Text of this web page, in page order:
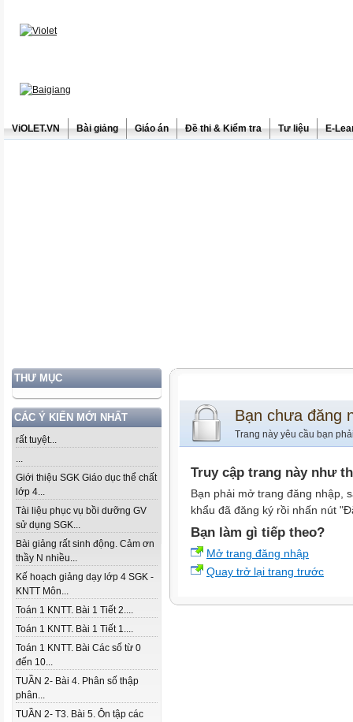
ViOLET.VN Bài giảng Giáo án Đề thi & Kiểm tra Tư liệu E-
THƯ MỤC
CÁC Ý KIẾN MỚI NHẤT
rất tuyệt...
...
Giới thiệu SGK Giáo dục thể chất
lớp 4...
Tài liệu phục vụ bồi dưỡng GV
sử dụng SGK...
Bài giảng rất sinh động. Cảm ơn
thầy N nhiều...
Kế hoạch giảng dạy lớp 4 SGK -
KNTT Môn...
Toán 1 KNTT. Bài 1 Tiết 2....
Toán 1 KNTT. Bài 1 Tiết 1....
Toán 1 KNTT. Bài Các số từ 0
đến 10...
TUẦN 2- Bài 4. Phân số thập
phân...
TUẦN 2- T3. Bài 5. Ôn tập các
Bạn chưa đăng
Trang này yêu cầu bạn
Truy cập trang này như
Bạn phải mở trang đăng nhập,
khẩu đã đăng ký rồi nhấn nút
Bạn làm gì tiếp theo?
Mở trang đăng nhập
Quay trở lại trang trước